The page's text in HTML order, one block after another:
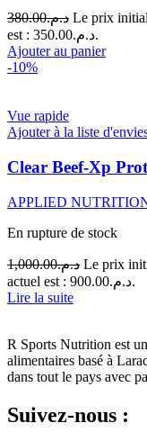
د.م.380.00
est : د.م.350.00.
Ajouter au panier
-10%
Vue rapide
Ajouter à la liste
Clear Beef-Xp
APPLIED
En rupture de stock
د.م.1,000.00
actuel est : د.م.900.00.
Lire la suite
R Sports Nutrition est
alimentaires basé à
dans tout le pays avec
Suivez-nous :